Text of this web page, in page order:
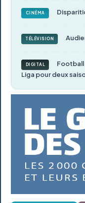
CINÉMA
TÉLÉVISION
DIGITAL
Football
Liga pour deux